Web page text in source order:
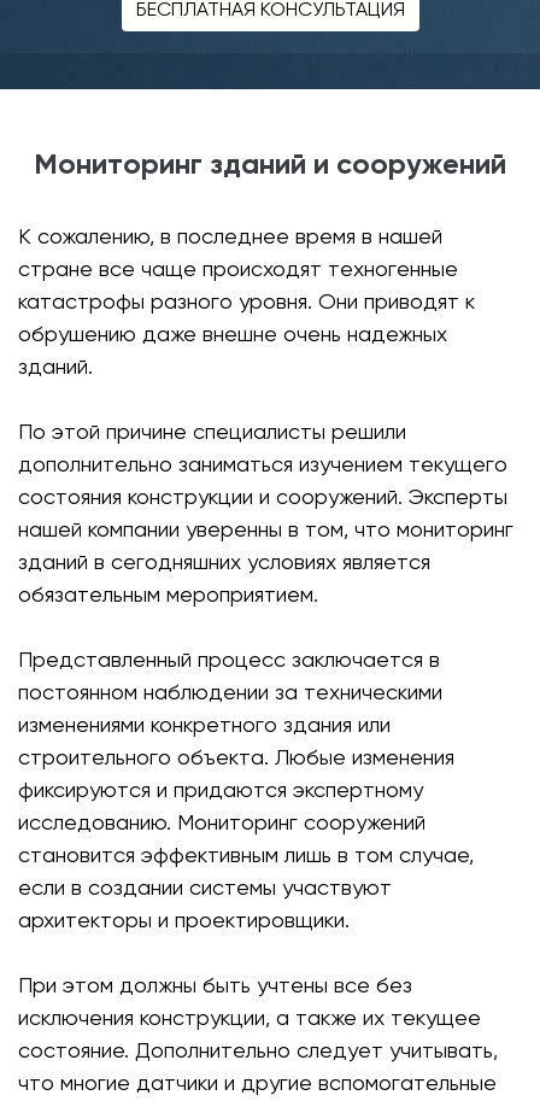
БЕСПЛАТНАЯ КОНСУЛЬТАЦИЯ
Мониторинг зданий и сооружений
К сожалению, в последнее время в нашей
стране все чаще происходят техногенные
катастрофы разного уровня. Они приводят к
обрушению даже внешне очень надежных
зданий.
По этой причине специалисты решили
дополнительно заниматься изучением текущего
состояния конструкции и сооружений. Эксперты
нашей компании уверенны в том, что мониторинг
зданий в сегодняшних условиях является
обязательным мероприятием.
Представленный процесс заключается в
постоянном наблюдении за техническими
изменениями конкретного здания или
строительного объекта. Любые изменения
фиксируются и придаются экспертному
исследованию. Мониторинг сооружений
становится эффективным лишь в том случае,
если в создании системы участвуют
архитекторы и проектировщики.
При этом должны быть учтены все без
исключения конструкции, а также их текущее
состояние. Дополнительно следует учитывать,
что многие датчики и другие вспомогательные